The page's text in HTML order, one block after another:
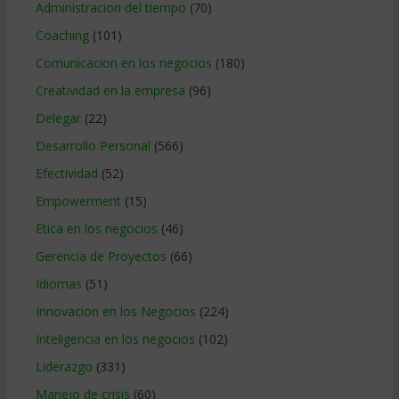
Administracion del tiempo (70)
Coaching(101)
Comunicacion en los negocios (180)
Creatividad en la empresa (96)
Delegar(22)
Desarrollo Personal (566)
Efectividad (52)
Empowerment (15)
Etica en los negocios (46)
Gerencia de Proyectos (66)
Idiomas (51)
Innovacion en los Negocios (224)
Inteligencia en los negocios (102)
Liderazgo (331)
Manejo de crisis (60)